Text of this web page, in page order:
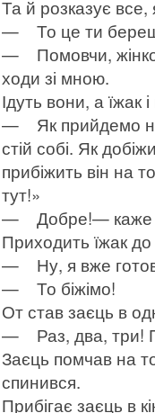
Та й розказує все,
— То це ти
— Помовчи,
ходи зі мною.
Ідуть вони, а їжак
— Як прийдемо на
стій собі. Як
прибіжить він на
тут!»
— Добре!— каже
Приходить їжак
— Ну, я вже
— То біжімо!
От став заєць в
— Раз, два, три!
Заєць помчав на
спинився.
Прибігає заєць в